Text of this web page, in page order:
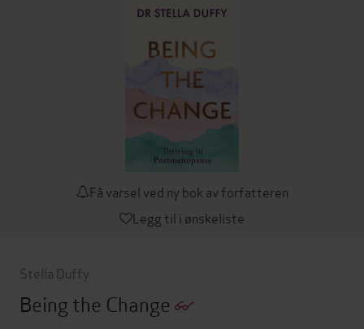
Få varsel ved ny bok av forfatteren
Legg til i ønskeliste
Stella Duffy
Being the Change